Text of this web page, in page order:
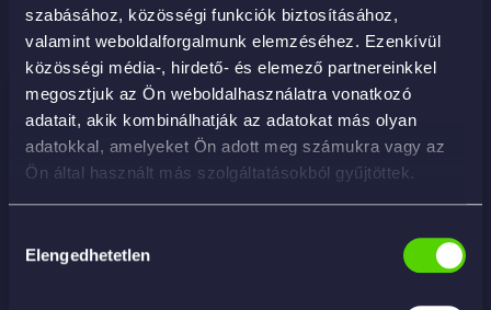
szabásához, közösségi funkciók biztosításához,
valamint weboldalforgalmunk elemzéséhez. Ezenkívül
közösségi média-, hirdető- és elemező partnereinkkel
megosztjuk az Ön weboldalhasználatra vonatkozó
adatait, akik kombinálhatják az adatokat más olyan
adatokkal, amelyeket Ön adott meg számukra vagy az
Ön által használt más szolgáltatásokból gyűjtöttek.
kiválasztása
Elengedhetetlen
Kapcsolódó termékek